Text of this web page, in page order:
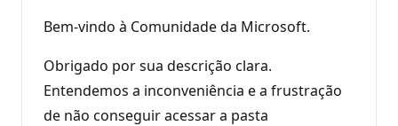
Bem-vindo à Comunidade da Microsoft.
Obrigado por sua descrição clara.
Entendemos a inconveniência e a frustração
de não conseguir acessar a pasta